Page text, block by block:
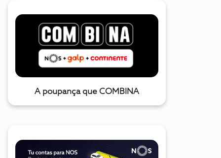
A poupança que COMBINA